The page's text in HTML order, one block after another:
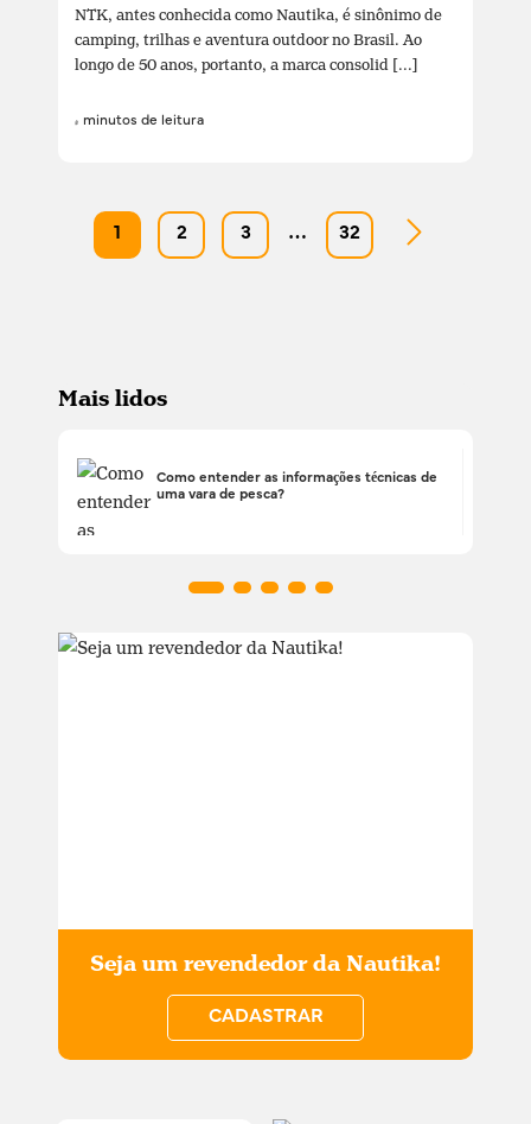
NTK, antes conhecida como Nautika, é sinônimo de
camping, trilhas e aventura outdoor no Brasil. Ao
longo de 50 anos, portanto, a marca consolid [...]
4 minutos de leitura
2 3 … 32
Mais lidos
Como entender as informações técnicas de
uma vara de pesca?
Seja um revendedor da Nautika!
CADASTRAR